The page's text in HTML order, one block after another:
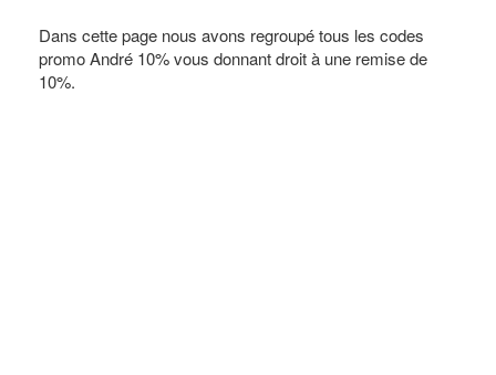
Dans cette page nous avons regroupé tous les codes
promo André 10% vous donnant droit à une remise de
10%.